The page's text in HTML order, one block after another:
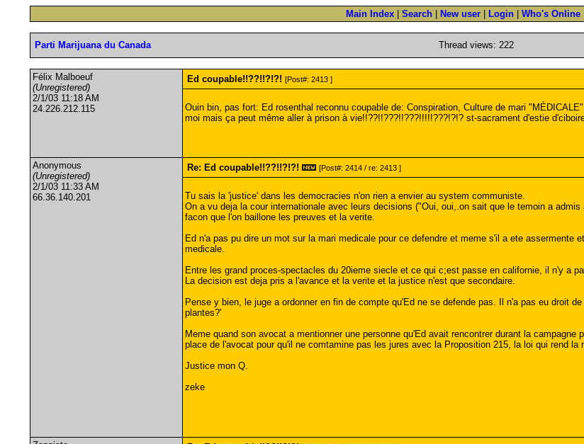
Main Index Search New user Login Who's Online
Parti Marijuana du Canada Thread views: 222
Félix Malboeuf
(Unregistered)
2/1/03 11:18 AM
24.226.212.115
Ed coupable!!??!!?!?! [Post#: 2413 ]
Ouin bin, pas fort: Ed rosenthal reconnu coupable de: Conspiration, Culture de mari
moi mais ça peut même aller à prison à vie!!??!!???!!???!!!!!???!?!? st-sacrament d'estie
Anonymous
(Unregistered)
2/1/03 11:33 AM
66.36.140.201
Re: Ed coupable!!??!!?!?! [Post#: 2414 / re: 2413 ]
Tu sais la 'justice' dans les democracies n'on rien a envier au system communiste.
On a vu deja la cour internationale avec leurs decisions ("Oui, oui,.on sait que le temoin a
facon que l'on baillone les preuves et la verite.
Ed n'a pas pu dire un mot sur la mari medicale pour ce defendre et meme s'il a ete assermente
medicale.
Entre les grand proces-spectacles du 20ieme siecle et ce qui c;est passe en californie, il n'y a
La decision est deja pris a l'avance et la verite et la justice n'est que secondaire.
Pense y bien, le juge a ordonner en fin de compte qu'Ed ne se defende pas. Il n'a pas eu droit
plantes?'
Meme quand son avocat a mentionner une personne qu'Ed avait rencontrer durant la
place de l'avocat pour qu'il ne comtamine pas les jures avec la Proposition 215, la loi qui rend la
Justice mon Q.
zeke